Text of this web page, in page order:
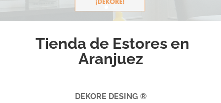
Tienda de Estores en
Aranjuez
DEKORE DESING ®